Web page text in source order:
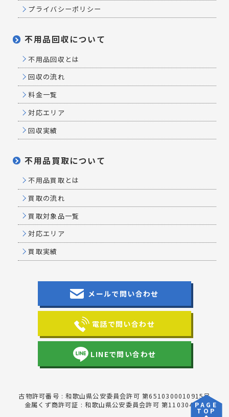
プライバシーポリシー
不用品回収について
不用品回収とは
回収の流れ
料金一覧
対応エリア
回収実績
不用品買取について
不用品買取とは
買取の流れ
買取対象品一覧
対応エリア
買取実績
メールで問い合わせ
電話で問い合わせ
LINEで問い合わせ
古物許可番号 : 和歌山県公安委員会許可 第6510300010915号
金属くず商許可証 : 和歌山県公安委員会許可 第1103044号PAGE
TOP